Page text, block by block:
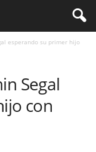
esperando su primer hijo
Segal
con